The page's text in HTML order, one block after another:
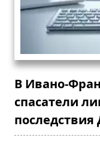
В Ивано-
спасатели
последствия